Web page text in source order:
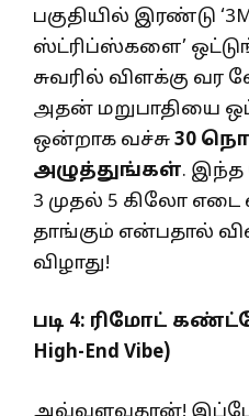
பகுதியில் இரண்டு
ஸ்ட்ரிப்ஸ்களை’
சுவரில் விளக்கு வர
அதன் மறுபாதியை
ஒன்றாக வச்சு30
அழுத்துங்கள்.
3 முதல் 5 கிலோ
தாங்கும் என்பதால்
விழாது!
படி 4: ரிமோட்
High-End Vibe)